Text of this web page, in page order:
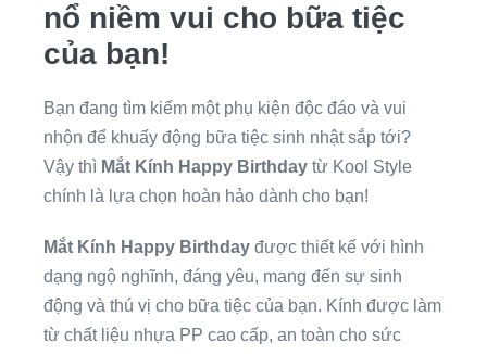
nổ niềm vui cho bữa tiệc
của bạn!
Bạn đang tìm kiếm một phụ kiện độc đáo và vui
nhộn để khuấy động bữa tiệc sinh nhật sắp tới?
Vậy thì Mắt Kính Happy Birthday từ Kool Style
chính là lựa chọn hoàn hảo dành cho bạn!
Mắt Kính Happy Birthday được thiết kế với hình
dạng ngộ nghĩnh, đáng yêu, mang đến sự sinh
động và thú vị cho bữa tiệc của bạn. Kính được làm
từ chất liệu nhựa PP cao cấp, an toàn cho sức